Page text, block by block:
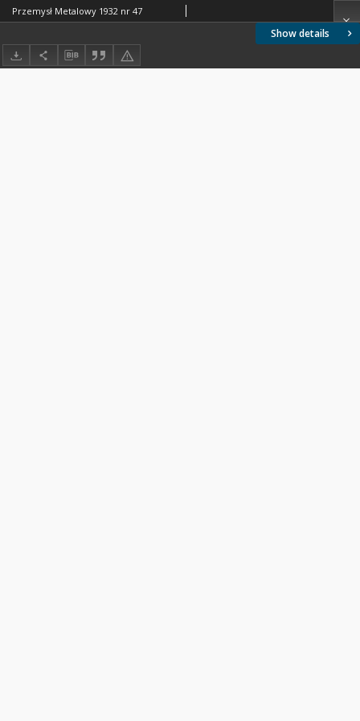
Show details
Przemysł Metalowy 1932 nr 47